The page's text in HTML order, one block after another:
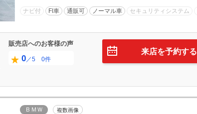
ナビ付 FI車 通販可 ノーマル車 セキュリティシステム
販売店へのお客様の声
0／5 0件
来店を予約する
ＢＭＷ 複数画像